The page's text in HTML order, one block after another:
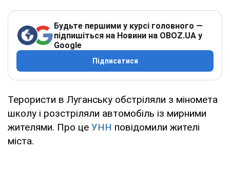
Будьте першими у курсі головного —
підпишіться на Новини на OBOZ.UA у
Google
Підписатися
Терористи в Луганську обстріляли з міномета
школу і розстріляли автомобіль із мирними
жителями. Про це УНН повідомили жителі
міста.